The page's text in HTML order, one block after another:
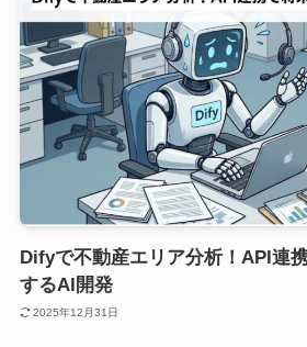
Difyで不動産エリア分析！API連
するAI開発
2025年12月31日